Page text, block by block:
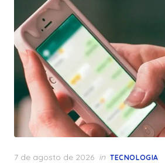
Posted
7 de agosto de 2026 in TECNOLOGIA